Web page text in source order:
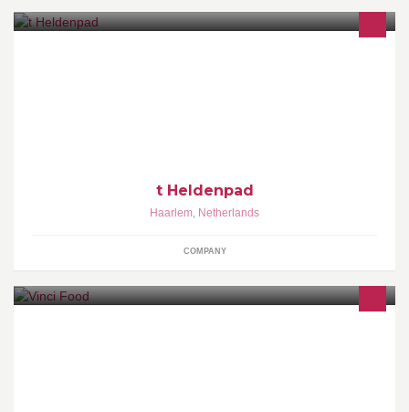
t Heldenpad
Haarlem, Netherlands
COMPANY